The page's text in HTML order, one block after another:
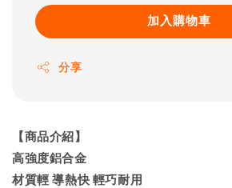
加入購物車
分享
【商品介紹】
高強度鋁合金
材質輕 導熱快 輕巧耐用